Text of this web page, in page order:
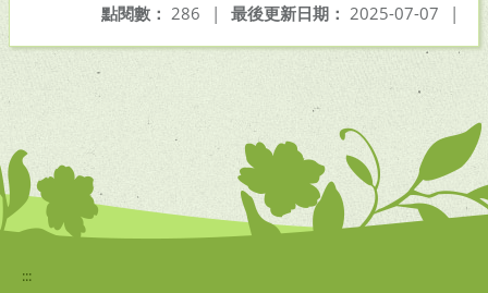
最後更新日期： 2025-07-07 |
點閱數： 286 |
:::